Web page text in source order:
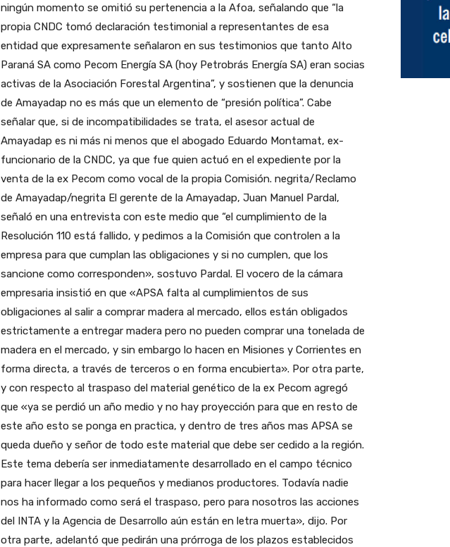
ningún momento se omitió su pertenencia a la Afoa, señalando que “la
propia CNDC tomó declaración testimonial a representantes de esa
entidad que expresamente señalaron en sus testimonios que tanto Alto
Paraná SA como Pecom Energía SA (hoy Petrobrás Energía SA) eran socias
activas de la Asociación Forestal Argentina”, y sostienen que la denuncia
de Amayadap no es más que un elemento de “presión política”. Cabe
señalar que, si de incompatibilidades se trata, el asesor actual de
Amayadap es ni más ni menos que el abogado Eduardo Montamat, ex-
funcionario de la CNDC, ya que fue quien actuó en el expediente por la
venta de la ex Pecom como vocal de la propia Comisión. negrita/Reclamo
de Amayadap/negrita El gerente de la Amayadap, Juan Manuel Pardal,
señaló en una entrevista con este medio que “el cumplimiento de la
Resolución 110 está fallido, y pedimos a la Comisión que controlen a la
empresa para que cumplan las obligaciones y si no cumplen, que los
sancione como corresponden», sostuvo Pardal. El vocero de la cámara
empresaria insistió en que «APSA falta al cumplimientos de sus
obligaciones al salir a comprar madera al mercado, ellos están obligados
estrictamente a entregar madera pero no pueden comprar una tonelada de
madera en el mercado, y sin embargo lo hacen en Misiones y Corrientes en
forma directa, a través de terceros o en forma encubierta». Por otra parte,
y con respecto al traspaso del material genético de la ex Pecom agregó
que «ya se perdió un año medio y no hay proyección para que en resto de
este año esto se ponga en practica, y dentro de tres años mas APSA se
queda dueño y señor de todo este material que debe ser cedido a la región.
Este tema debería ser inmediatamente desarrollado en el campo técnico
para hacer llegar a los pequeños y medianos productores. Todavía nadie
nos ha informado como será el traspaso, pero para nosotros las acciones
del INTA y la Agencia de Desarrollo aún están en letra muerta», dijo. Por
otra parte, adelantó que pedirán una prórroga de los plazos establecidos